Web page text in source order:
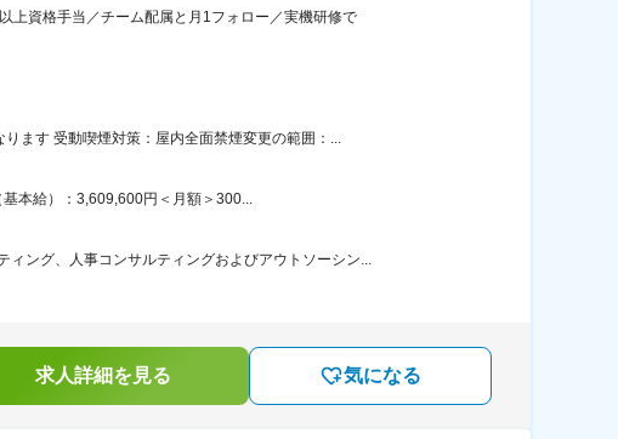
上資格手当／チーム配属と月1フォロー／実機研修で
ます 受動喫煙対策：屋内全面禁煙変更の範囲：...
本給）：3,609,600円＜月額＞300...
ング、人事コンサルティングおよびアウトソーシン...
求人詳細を見る 気になる